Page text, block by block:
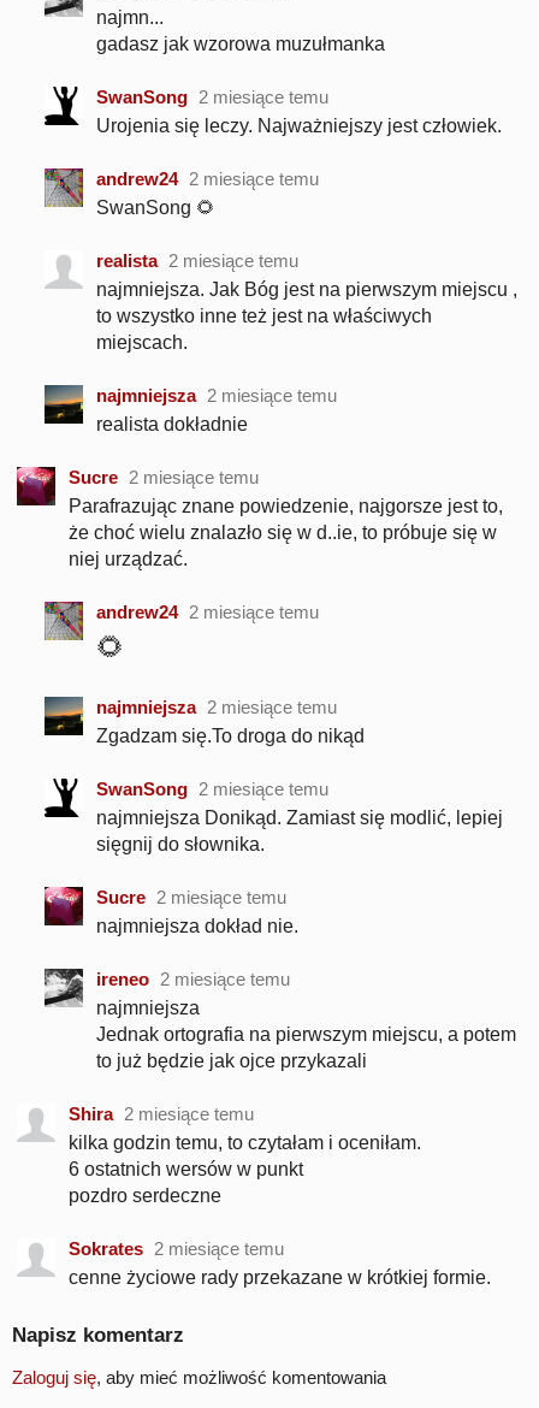
najmn...
gadasz jak wzorowa muzułmanka
SwanSong 2 miesiące temu
Urojenia się leczy. Najważniejszy jest człowiek.
andrew24 2 miesiące temu
SwanSong 🌻
realista 2 miesiące temu
najmniejsza. Jak Bóg jest na pierwszym miejscu ,
to wszystko inne też jest na właściwych
miejscach.
najmniejsza 2 miesiące temu
realista dokładnie
Sucre 2 miesiące temu
Parafrazując znane powiedzenie, najgorsze jest to,
że choć wielu znalazło się w d..ie, to próbuje się w
niej urządzać.
andrew24 2 miesiące temu
🌻
najmniejsza 2 miesiące temu
Zgadzam się.To droga do nikąd
SwanSong 2 miesiące temu
najmniejsza Donikąd. Zamiast się modlić, lepiej
sięgnij do słownika.
Sucre 2 miesiące temu
najmniejsza dokład nie.
ireneo 2 miesiące temu
najmniejsza
Jednak ortografia na pierwszym miejscu, a potem
to już będzie jak ojce przykazali
Shira 2 miesiące temu
kilka godzin temu, to czytałam i oceniłam.
6 ostatnich wersów w punkt
pozdro serdeczne
Sokrates 2 miesiące temu
cenne życiowe rady przekazane w krótkiej formie.
Napisz komentarz
Zaloguj się, aby mieć możliwość komentowania